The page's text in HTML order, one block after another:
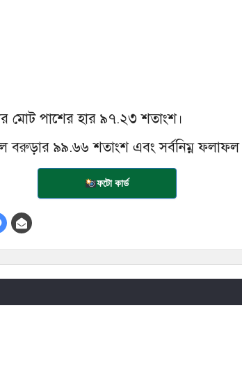
মোট পাশের হার ৯৭.২৩ শতাংশ।
বরুড়ার ৯৯.৬৬ শতাংশ এবং সর্বনিম্ন
ফটো কার্ড